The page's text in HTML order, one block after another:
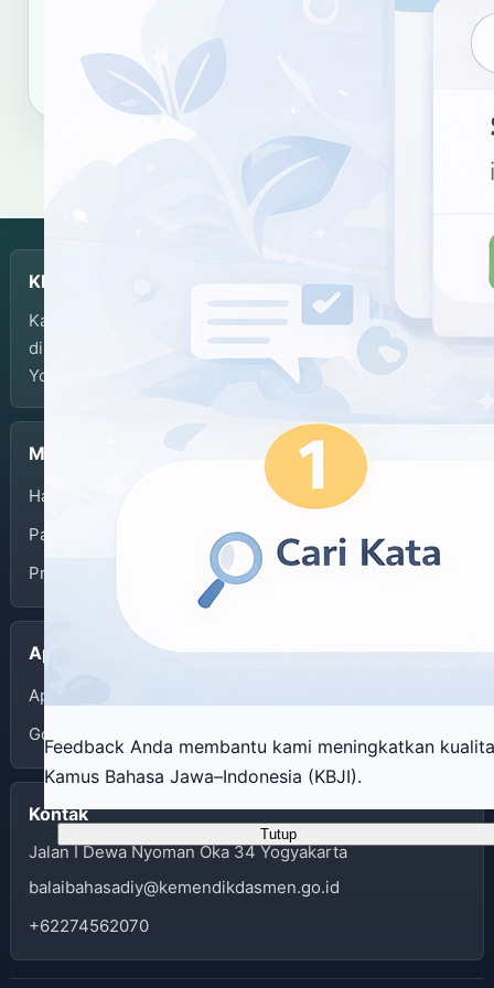
Feedback Anda membantu kami meningkatkan
Kamus Bahasa Jawa–Indonesia (KBJI).
Tutup
KBJI
Kamus Bahasa Jawa-Indonesia dikembangkan dan
dikelola oleh Balai Bahasa Provinsi Daerah Istimewa
Yogyakarta.
Menu
Halaman Depan
Panduan Penggunaan
Privacy Policy
Aplikasi
App Store
Google Play
Kontak
Jalan I Dewa Nyoman Oka 34 Yogyakarta
balaibahasadiy@kemendikdasmen.go.id
+62274562070